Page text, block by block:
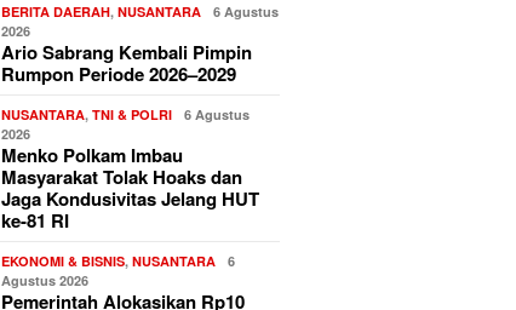
BERITA DAERAH,NUSANTARA
6 Agustus
2026
Ario Sabrang Kembali Pimpin
Rumpon Periode 2026–2029
NUSANTARA,TNI & POLRI
6 Agustus
2026
Menko Polkam Imbau
Masyarakat Tolak Hoaks dan
Jaga Kondusivitas Jelang HUT
ke-81 RI
EKONOMI & BISNIS,NUSANTARA
6
Agustus 2026
Pemerintah Alokasikan Rp10